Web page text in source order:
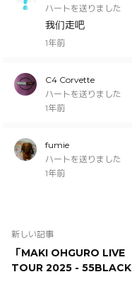
ハートを送りました
我们走吧
1年前
C4 Corvette
ハートを送りました
1年前
fumie
ハートを送りました
1年前
新しい記事
「MAKI OHGURO LIVE
TOUR 2025 - 55BLACK